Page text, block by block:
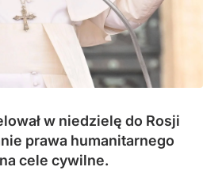
w niedzielę do Rosji
prawa humanitarnego
cele cywilne.